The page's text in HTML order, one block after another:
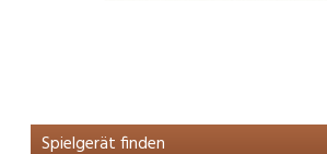
Spielgerät finden